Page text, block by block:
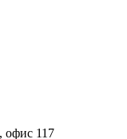
офис 117